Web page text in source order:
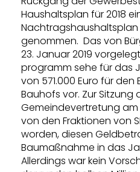
Haushaltsplan für 2018
genommen. Das von
23. Januar 2019
programm sehe für das
von 571.000 Euro für
Bauhofs vor. Zur Sitzung
Gemeindevertretung am
von den Fraktionen von
worden, diesen
Baumaßnahme in das
Allerdings war kein